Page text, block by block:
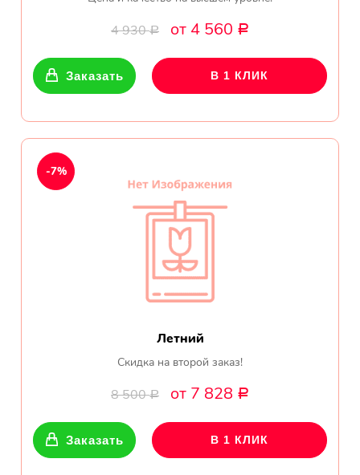
4 930Р от 4 560 Р
Заказать В 1 КЛИК
Летний
Скидка на второй заказ!
8 500Р от 7 828 Р
-7%
Заказать В 1 КЛИК